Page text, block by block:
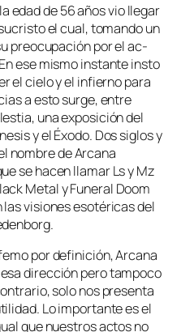
edad de 56 años vio lle­gar
el cual, to­man­do un
preo­cu­pa­ción por el ac­
ese mis­mo ins­tan­te ins­to
el cie­lo y el in­fierno pa­ra
a es­to sur­ge, en­tre
una ex­po­si­ción del
y el Éxodo. Dos si­glos y
nom­bre de Arcana
se ha­cen lla­mar Ls y Mz
Metal y Funeral Doom
vi­sio­nes eso­té­ri­cas del
por de­fi­ni­ción, Arcana
di­rec­ción pe­ro tam­po­co
so­lo nos pre­sen­ta
Lo im­por­tan­te es el
que nues­tros ac­tos no